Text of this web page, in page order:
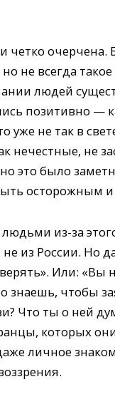
четко
всегда
людей
позитивно —
уже не так в
нечестные, не
это было
осторожным
людьми из-за
из России. Но
Или: «Вы
чтобы
Что ты о ней
которых
личное